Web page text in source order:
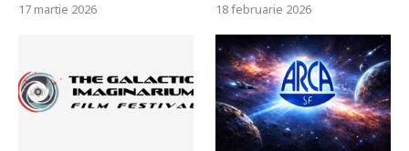
17 martie 2026 18 februarie 2026